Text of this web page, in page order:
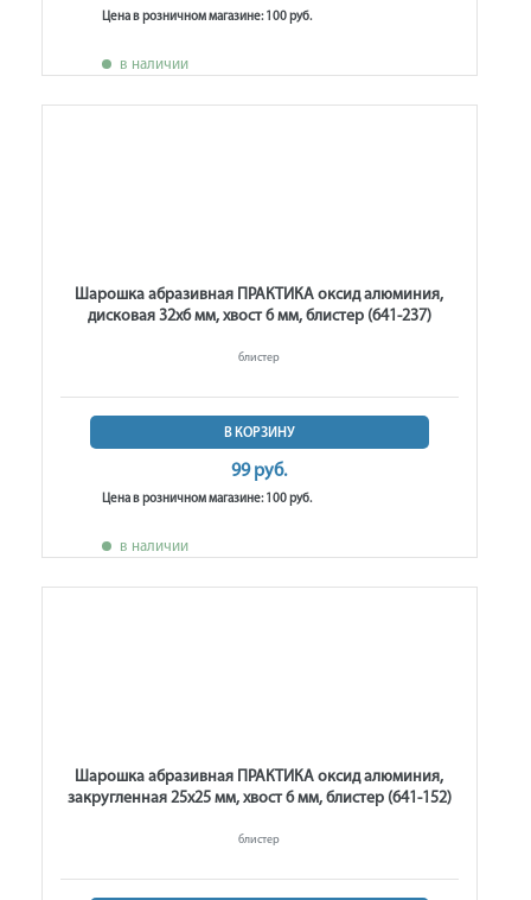
Цена в розничном магазине: 100 руб.
в наличии
Шарошка абразивная ПРАКТИКА оксид алюминия,
дисковая 32х6 мм, хвост 6 мм, блистер (641-237)
блистер
В КОРЗИНУ
99 руб.
Цена в розничном магазине: 100 руб.
в наличии
Шарошка абразивная ПРАКТИКА оксид алюминия,
закругленная 25х25 мм, хвост 6 мм, блистер (641-152)
блистер